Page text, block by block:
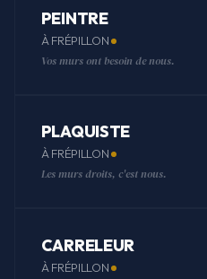
PEINTRE
À FRÉPILLON
Vos murs ont besoin de nous.
PLAQUISTE
À FRÉPILLON
Les murs droits, c'est nous.
CARRELEUR
À FRÉPILLON